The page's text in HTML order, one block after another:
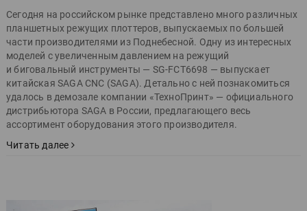
Сегодня на российском рынке представлено много различных
планшетных режущих плоттеров, выпускаемых по большей
части производителями из Поднебесной. Одну из интересных
моделей с увеличенным давлением на режущий
и биговальный инструменты — SG-FCT6698 — выпускает
китайская SAGA CNC (SAGA). Детально с ней познакомиться
удалось в демозале компании «ТехноПринт» — официального
дистрибьютора SAGA в России, предлагающего весь
ассортимент оборудования этого производителя.
Читать далее